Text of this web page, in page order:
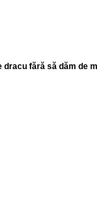
dracu fără să dăm de